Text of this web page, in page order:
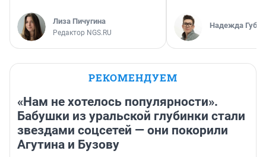
Лиза Пичугина
Редактор NGS.RU
Надежда
РЕКОМЕНДУЕМ
«Нам не хотелось популярности».
Бабушки из уральской глубинки стали
звездами соцсетей — они покорили
Агутина и Бузову